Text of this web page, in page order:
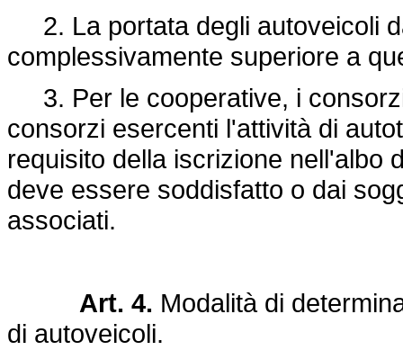
2. La portata degli autoveicoli
complessivamente superiore a
3. Per le cooperative, i
consorzi esercenti l'attività di
requisito della iscrizione nell'albo
deve essere soddisfatto o dai
associati.
Art. 4. Modalità di
di autoveicoli.